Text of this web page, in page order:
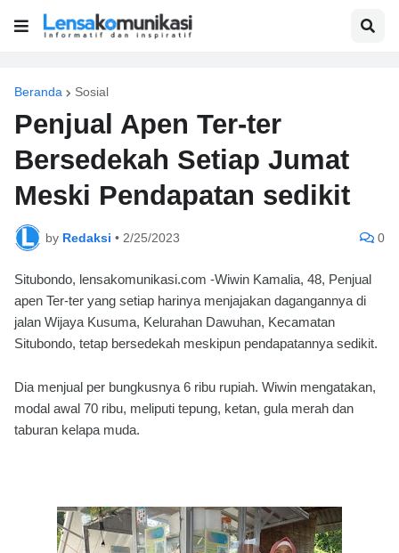
Beranda Sosial
Penjual Apen Ter-ter
Bersedekah Setiap Jumat
Meski Pendapatan sedikit
by Redaksi • 2/25/2023 0
Situbondo, lensakomunikasi.com -Wiwin Kamalia, 48, Penjual
apen Ter-ter yang setiap harinya menjajakan dagangannya di
jalan Wijaya Kusuma, Kelurahan Dawuhan, Kecamatan
Situbondo, tetap bersedekah meskipun pendapatannya sedikit.
Dia menjual per bungkusnya 6 ribu rupiah. Wiwin mengatakan,
modal awal 70 ribu, meliputi tepung, ketan, gula merah dan
taburan kelapa muda.